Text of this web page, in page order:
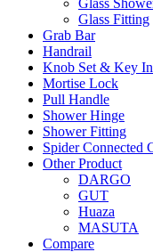
Glass
Glass Fitting
Grab Bar
Handrail
Knob Set & Key
Mortise Lock
Pull Handle
Shower Hinge
Shower Fitting
Spider Connected
Other Product
DARGO
GUT
Huaza
MASUTA
Compare